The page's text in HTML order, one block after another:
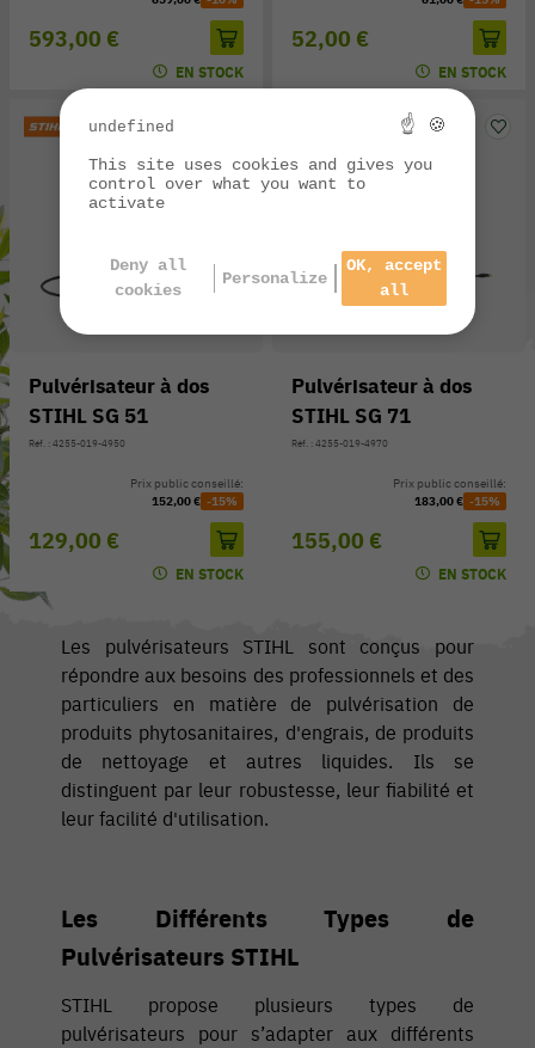
593,00 €
EN STOCK
52,00 €
EN STOCK
Pulvérisateur à dos
STIHL SG 51
Réf. : 4255-019-4950
129,00 €
Prix public conseillé:
152,00 € -15%
EN STOCK
Pulvérisateur à dos
STIHL SG 71
Réf. : 4255-019-4970
155,00 €
Prix public conseillé:
183,00 € -15%
EN STOCK
Les pulvérisateurs STIHL sont conçus pour
répondre aux besoins des professionnels et des
particuliers en matière de pulvérisation de
produits phytosanitaires, d'engrais, de produits
de nettoyage et autres liquides. Ils se
distinguent par leur robustesse, leur fiabilité et
leur facilité d'utilisation.
Les Différents Types de
Pulvérisateurs STIHL
STIHL propose plusieurs types de
pulvérisateurs pour s’adapter aux différents
undefined ☝ 🍪
This site uses cookies and gives you
control over what you want to
activate
Deny all
cookies
Personalize
OK, accept
all